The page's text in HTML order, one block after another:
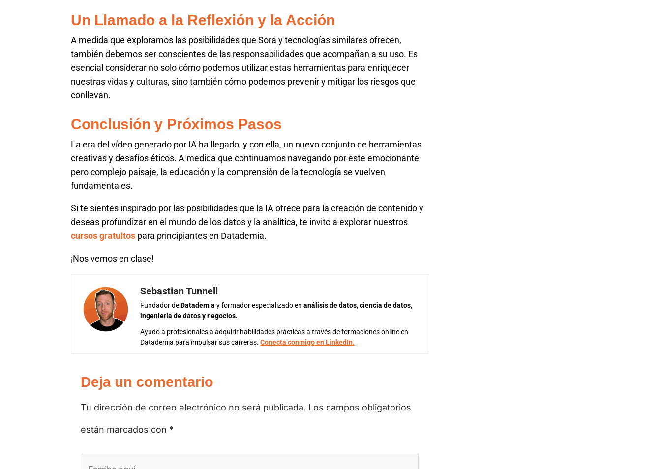
Un Llamado a la Reflexión y la Acción
A medida que exploramos las posibilidades que Sora y tecnologías similares ofrecen,
también debemos ser conscientes de las responsabilidades que acompañan a su uso. Es
esencial considerar no solo cómo podemos utilizar estas herramientas para enriquecer
nuestras vidas y culturas, sino también cómo podemos prevenir y mitigar los riesgos que
conllevan.
Conclusión y Próximos Pasos
La era del vídeo generado por IA ha llegado, y con ella, un nuevo conjunto de herramientas
creativas y desafíos éticos. A medida que continuamos navegando por este emocionante
pero complejo paisaje, la educación y la comprensión de la tecnología se vuelven
fundamentales.
Si te sientes inspirado por las posibilidades que la IA ofrece para la creación de contenido y
deseas profundizar en el mundo de los datos y la analítica, te invito a explorar nuestros
cursos gratuitos para principiantes en Datademia.
¡Nos vemos en clase!
Sebastian Tunnell
Fundador deDatademia y formador especializado en análisis de datos, ciencia de datos,
ingeniería de datos y negocios.
Ayudo a profesionales a adquirir habilidades prácticas a través de formaciones online en
Datademia para impulsar sus carreras.Conecta conmigo en LinkedIn.
Deja un comentario
Tu dirección de correo electrónico no será publicada. Los campos obligatorios
están marcados con *